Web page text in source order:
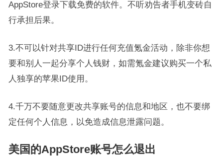
AppStore登录下载免费的软件。不听劝告者手机变砖自
行承担后果。
3.不可以针对共享ID进行任何充值氪金活动，除非你想
要和别人一起分享个人钱财，如需氪金建议购买一个私
人独享的苹果ID使用。
4.千万不要随意更改共享账号的信息和地区，也不要绑
定任何个人信息，以免造成信息泄露问题。
美国的AppStore账号怎么退出